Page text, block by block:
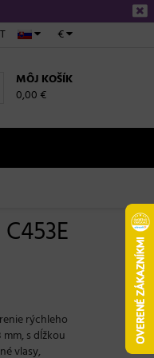
€
MÔJ KOŠÍK
0,00 €
rýchleho
s dĺžkou
vlasy,